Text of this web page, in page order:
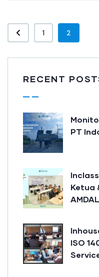
1 2
RECENT
PT
Ketua
ISO